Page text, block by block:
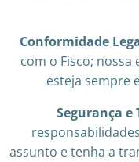
Conformidade
com o Fisco;
esteja sempre
Segurança
assunto e tenha a